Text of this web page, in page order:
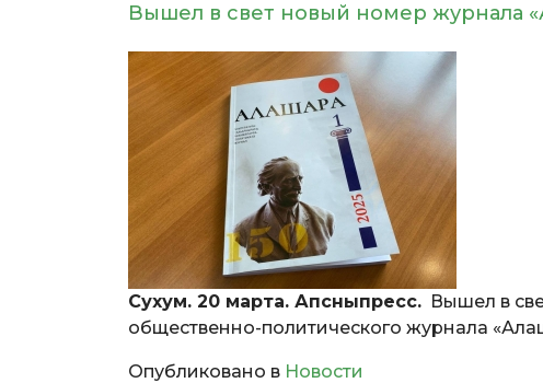
Вышел в свет новый номер журнала
Сухум. 20 марта. Апсныпресс. Вышел в
общественно-политического журнала
Опубликовано в Новости